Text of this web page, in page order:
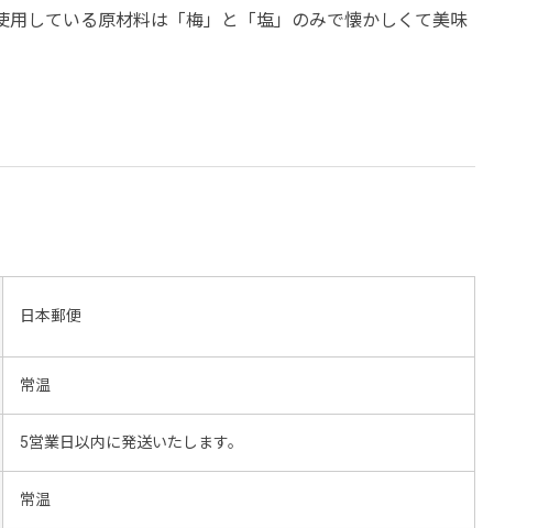
している原材料は「梅」と「塩」のみで懐かしくて美味
日本郵便
常温
5営業日以内に発送いたします。
常温